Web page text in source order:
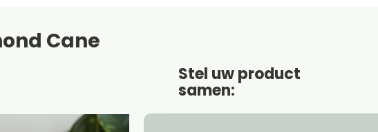
Cane
Stel uw product
samen: